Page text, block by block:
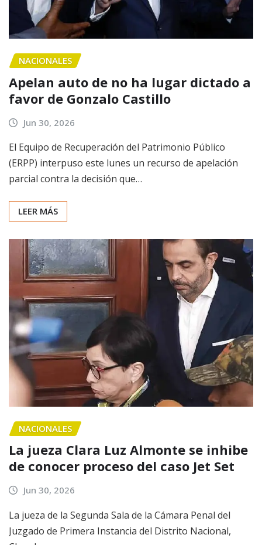
NACIONALES
Apelan auto de no ha lugar dictado a
favor de Gonzalo Castillo
Jun 30, 2026
El Equipo de Recuperación del Patrimonio Público
(ERPP) interpuso este lunes un recurso de apelación
parcial contra la decisión que…
LEER MÁS
NACIONALES
La jueza Clara Luz Almonte se inhibe
de conocer proceso del caso Jet Set
Jun 30, 2026
La jueza de la Segunda Sala de la Cámara Penal del
Juzgado de Primera Instancia del Distrito Nacional,